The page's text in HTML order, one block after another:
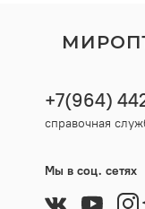
+7(964)
справочная
Мы в соц. сетях